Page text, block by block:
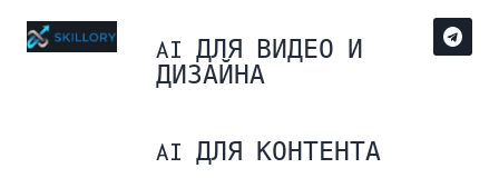
AI ДЛЯ ВИДЕО И
ДИЗАЙНА
AI ДЛЯ КОНТЕНТА